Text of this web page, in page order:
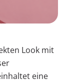
Look mit
eine